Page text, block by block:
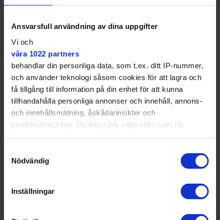
Ansvarsfull användning av dina uppgifter
Vi och
våra 1022 partners
behandlar din personliga data, som t.ex. ditt IP-nummer,
och använder teknologi såsom cookies för att lagra och
få tillgång till information på din enhet för att kunna
tillhandahålla personliga annonser och innehåll, annons-
och innehållsmätning, åskådarinsikter och
produktutveckling. Du kan själv välja vilka som får
Med din tillåtelse skulle vi även vilja:
som kan ha en noggrannhet på upp till flera meter
Identifiera din enhet genom att aktivt skanna den
Nödvändig
Inställningar
Vi behöver öka våra intäkter.
– Invånarna kommer att få fortsätta bada till rimliga
priser. Vi har hela tiden sagt att det inte skulle bli
billigare med en privat aktör, och nu fick vi rätt.